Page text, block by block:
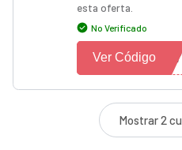
esta oferta.
No Verificado
Ver Código
Mostrar 2